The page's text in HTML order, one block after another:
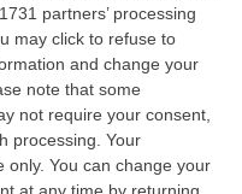
partners’ processing
may click to refuse to
and change your
note that some
not require your consent,
processing. Your
only. You can change your
a tutelare la
lavoratori,
Guida nuovo
Spostamento
–